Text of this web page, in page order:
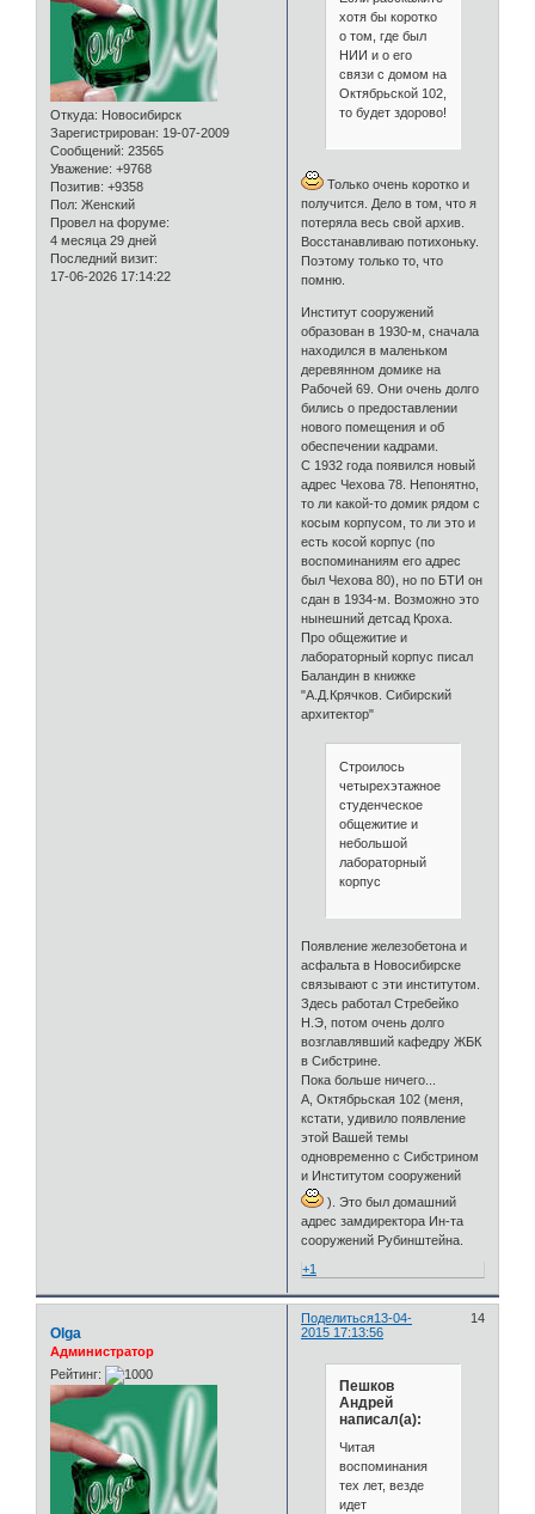
Откуда: Новосибирск
Зарегистрирован: 19-07-2009
Сообщений: 23565
Уважение: +9768
Позитив: +9358
Пол: Женский
Провел на форуме:
4 месяца 29 дней
Последний визит:
17-06-2026 17:14:22
хотя бы коротко
о том, где был
НИИ и о его
связи с домом на
Октябрьской 102,
то будет здорово!
Только очень коротко и
получится. Дело в том, что я
потеряла весь свой архив.
Восстанавливаю потихоньку.
Поэтому только то, что
помню.
Институт сооружений
образован в 1930-м, сначала
находился в маленьком
деревянном домике на
Рабочей 69. Они очень долго
бились о предоставлении
нового помещения и об
обеспечении кадрами.
С 1932 года появился новый
адрес Чехова 78. Непонятно,
то ли какой-то домик рядом с
косым корпусом, то ли это и
есть косой корпус (по
воспоминаниям его адрес
был Чехова 80), но по БТИ он
сдан в 1934-м. Возможно это
нынешний детсад Кроха.
Про общежитие и
лабораторный корпус писал
Баландин в книжке
"А.Д.Крячков. Сибирский
архитектор"
Строилось
четырехэтажное
студенческое
общежитие и
небольшой
лабораторный
корпус
Появление железобетона и
асфальта в Новосибирске
связывают с эти институтом.
Здесь работал Стребейко
Н.Э, потом очень долго
возглавлявший кафедру ЖБК
в Сибстрине.
Пока больше ничего...
А, Октябрьская 102 (меня,
кстати, удивило появление
этой Вашей темы
одновременно с Сибстрином
и Институтом сооружений
). Это был домашний
адрес замдиректора Ин-та
сооружений Рубинштейна.
+1
Поделиться 14
13-04-
2015 17:13:56
Olga
Администратор
Рейтинг:
Пешков
Андрей
написал(а):
Читая
воспоминания
тех лет, везде
идет